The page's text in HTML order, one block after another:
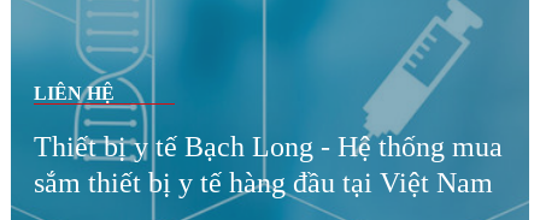
LIÊN HỆ
Thiết bị y tế Bạch Long - Hệ thống mua
sắm thiết bị y tế hàng đầu tại Việt Nam